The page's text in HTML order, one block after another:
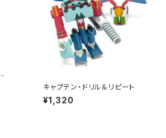
キャプテン・ドリル＆リピート
¥1,320